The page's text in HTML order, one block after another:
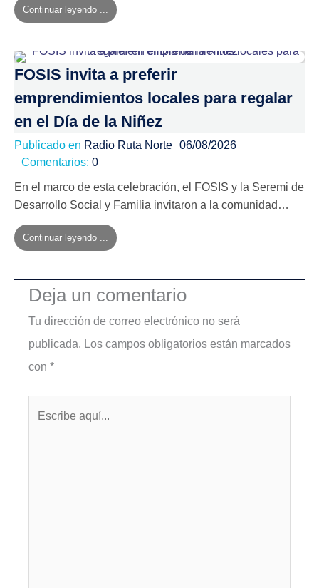
Continuar leyendo ...
FOSIS invita a preferir
emprendimientos locales para regalar
en el Día de la Niñez
Publicado en Radio Ruta Norte 06/08/2026
Comentarios: 0
En el marco de esta celebración, el FOSIS y la Seremi de
Desarrollo Social y Familia invitaron a la comunidad…
Continuar leyendo ...
Deja un comentario
Tu dirección de correo electrónico no será
publicada. Los campos obligatorios están marcados
con *